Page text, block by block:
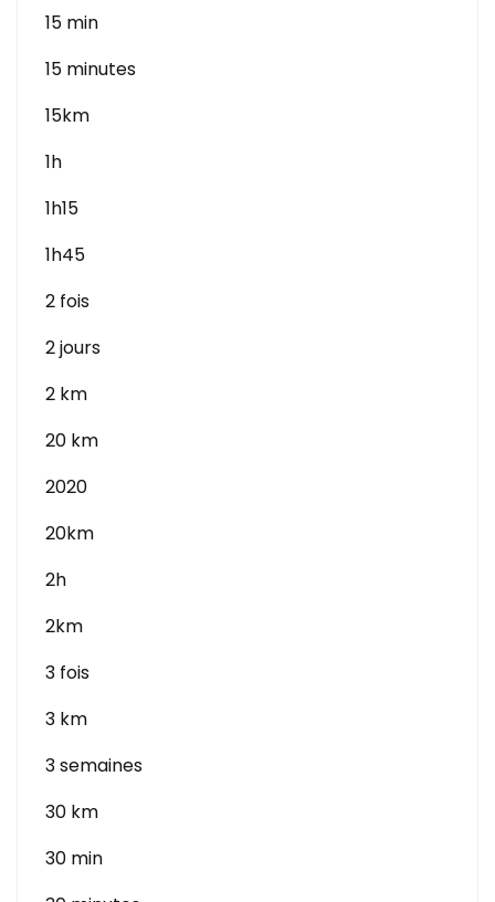
15 min
15 minutes
15km
1h
1h15
1h45
2 fois
2 jours
2 km
20 km
2020
20km
2h
2km
3 fois
3 km
3 semaines
30 km
30 min